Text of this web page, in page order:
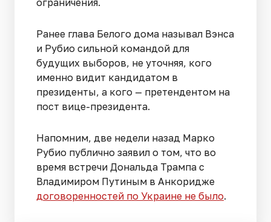
ограничения.
Ранее глава Белого дома называл Вэнса
и Рубио сильной командой для
будущих выборов, не уточняя, кого
именно видит кандидатом в
президенты, а кого — претендентом на
пост вице-президента.
Напомним, две недели назад Марко
Рубио публично заявил о том, что во
время встречи Дональда Трампа с
Владимиром Путиным в Анкоридже
договоренностей по Украине не было.